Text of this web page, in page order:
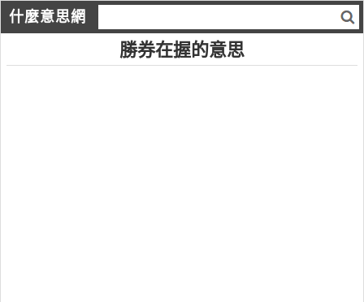
什麼意思網
勝券在握的意思